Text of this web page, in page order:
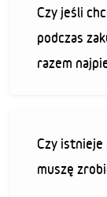
Czy jeśli
podczas
razem
Czy istnieje
muszę